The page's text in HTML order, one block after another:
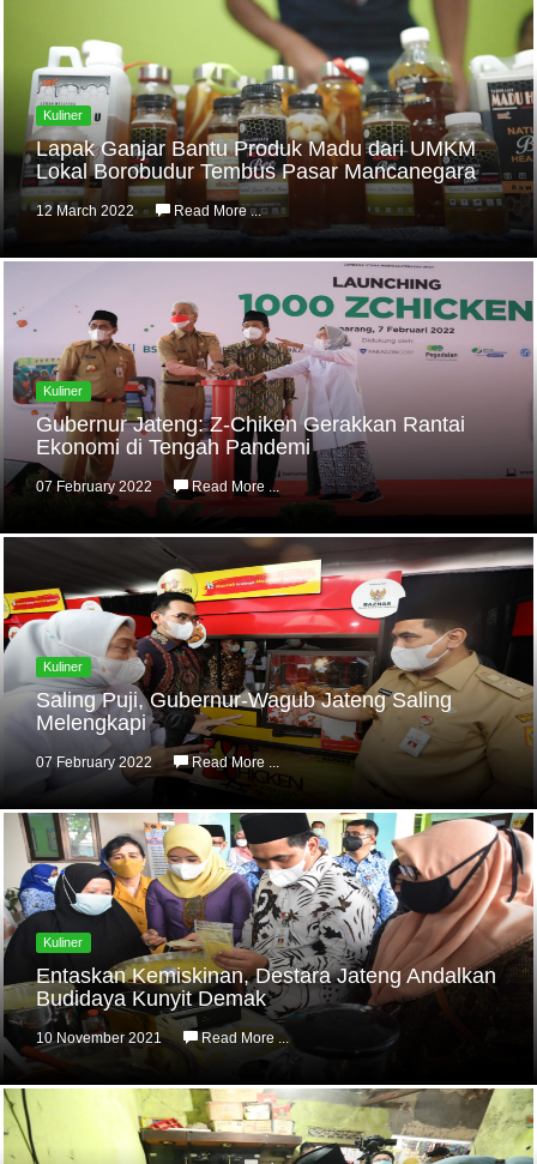
Kuliner
Lapak Ganjar Bantu Produk Madu dari UMKM
Lokal Borobudur Tembus Pasar Mancanegara
12 March 2022 Read More ...
Kuliner
Gubernur Jateng: Z-Chiken Gerakkan Rantai
Ekonomi di Tengah Pandemi
07 February 2022 Read More ...
Kuliner
Saling Puji, Gubernur-Wagub Jateng Saling
Melengkapi
07 February 2022 Read More ...
Kuliner
Entaskan Kemiskinan, Destara Jateng Andalkan
Budidaya Kunyit Demak
10 November 2021 Read More ...